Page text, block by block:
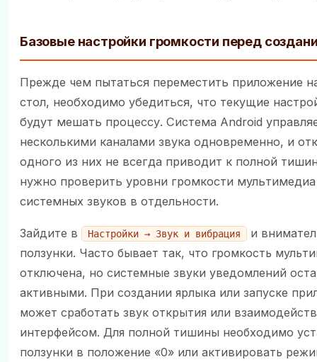
Базовые настройки громкости перед
Прежде чем пытаться переместить приложение
стол, необходимо убедиться, что текущие
будут мешать процессу. Система Android
несколькими каналами звука одновременно, и
одного из них не всегда приводит к полной
нужно проверить уровни громкости
системных звуков в отдельности.
Зайдите в Настройки → Звук и вибрация
и
ползунки. Часто бывает так, что громкость
отключена, но системные звуки уведомлений
активными. При создании ярлыка или запуске
может сработать звук открытия или
интерфейсом. Для полной тишины необходимо
ползунки в положение «0» или активировать